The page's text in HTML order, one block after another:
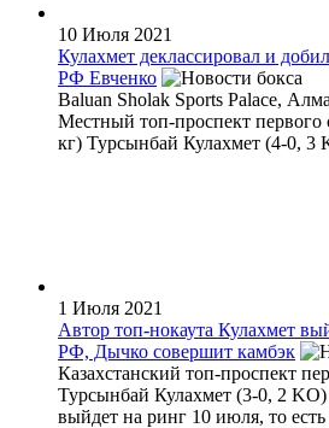
10 Июля 2021
Кулахмет деклассировал и
РФ Евченко
Baluan Sholak Sports Palacе,
Местный топ-проспект первого
кг) Турсынбай Кулахмет (4-0, 3
1 Июля 2021
Автор топ-нокаута Кулахмет
РФ, Дычко совершит камбэк
Казахстанский топ-проспект
Турсынбай Кулахмет (3-0, 2 KO)
выйдет на ринг 10 июля, то